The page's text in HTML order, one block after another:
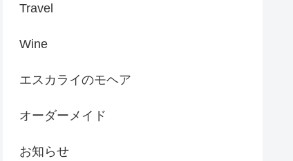
Travel
Wine
エスカライのモヘア
オーダーメイド
お知らせ